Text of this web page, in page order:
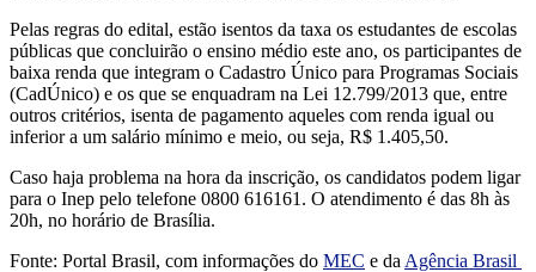
Pelas regras do edital, estão isentos da taxa os estudantes de escolas
públicas que concluirão o ensino médio este ano, os participantes de
baixa renda que integram o Cadastro Único para Programas Sociais
(CadÚnico) e os que se enquadram na Lei 12.799/2013 que, entre
outros critérios, isenta de pagamento aqueles com renda igual ou
inferior a um salário mínimo e meio, ou seja, R$ 1.405,50.
Caso haja problema na hora da inscrição, os candidatos podem ligar
para o Inep pelo telefone 0800 616161. O atendimento é das 8h às
20h, no horário de Brasília.
Fonte: Portal Brasil, com informações do MEC e da Agência Brasil